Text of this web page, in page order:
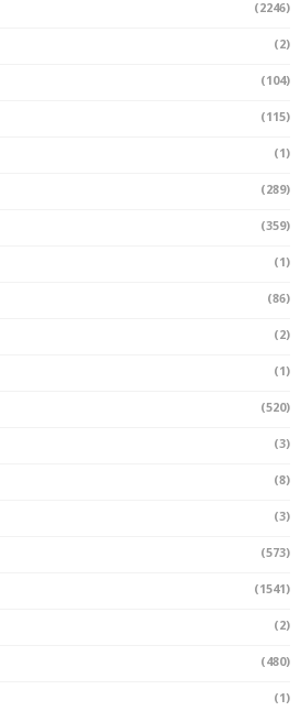
(2246)
(2)
(104)
(115)
(1)
(289)
(359)
(1)
(86)
(2)
(1)
(520)
(3)
(8)
(3)
(573)
(1541)
(2)
(480)
(1)